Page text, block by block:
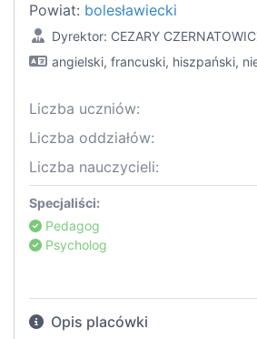
Powiat: bolesławiecki
Dyrektor: CEZARY
angielski, francuski, hiszpański,
Liczba uczniów:
Liczba oddziałów:
Liczba nauczycieli:
Specjaliści:
Pedagog
Psycholog
Opis placówki